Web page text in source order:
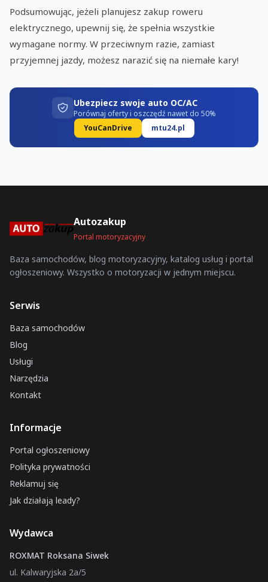
Podsumowując, jeżeli planujesz zakup roweru
elektrycznego, upewnij się, że spełnia wszystkie
wymagane normy. W przeciwnym razie, zamiast
przyjemnej jazdy, możesz narazić się na niemałe kary!
Ubezpiecz swoje auto OC/AC
Porównaj oferty i oszczędź nawet do 50%
YouCanDrive
mtu24.pl
Autozakup
Portal motoryzacyjny
Baza samochodów, blog motoryzacyjny, katalog usług i portal
ogłoszeniowy. Wszystko o motoryzacji w jednym miejscu.
Serwis
Baza samochodów
Blog
Usługi
Narzędzia
Kontakt
Informacje
Portal ogłoszeniowy
Polityka prywatności
Reklamuj się
Jak działają leady?
Wydawca
ROXMAT Roksana Siwek
ul. Kalwaryjska 2a/5